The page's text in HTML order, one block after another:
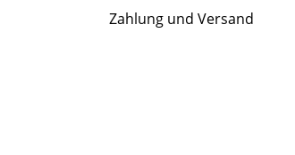
Zahlung und Versand